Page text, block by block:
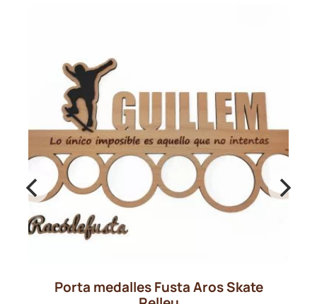
Porta medalles Fusta Aros Skate